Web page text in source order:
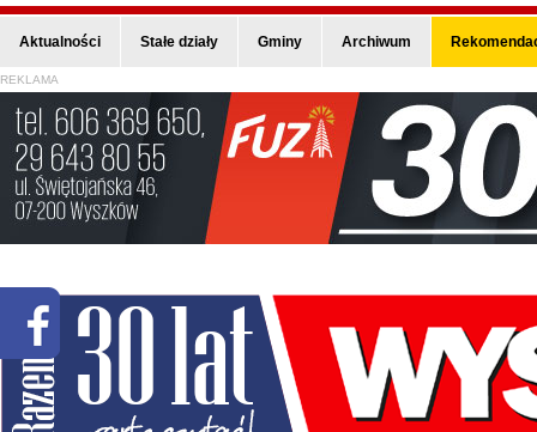
Aktualności Stałe działy Gminy Archiwum
REKLAMA